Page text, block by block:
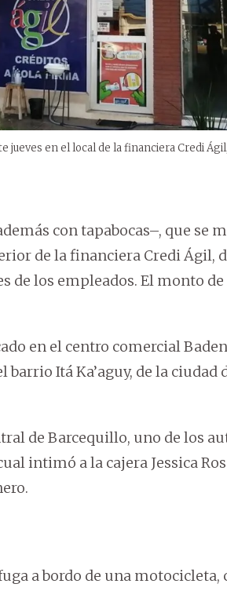
en el local de la financiera Credi
con tapabocas–, que se
de la financiera Credi Ágil,
de los empleados. El monto
en el centro comercial
Itá Ka’aguy, de la ciudad
de Barcequillo, uno de los
intimó a la cajera Jessica
a bordo de una motocicleta,